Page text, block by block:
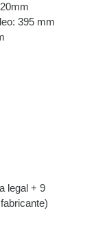
395 mm
legal + 9